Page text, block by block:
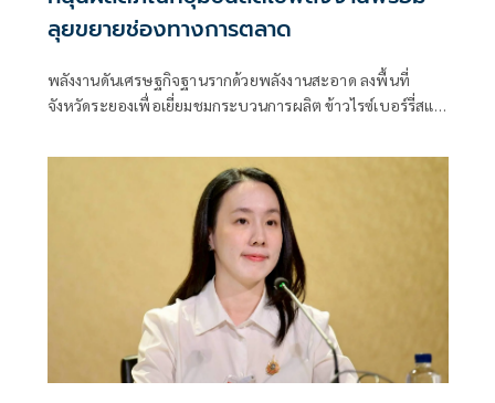
ลุยขยายช่องทางการตลาด
พลังงานดันเศรษฐกิจฐานรากด้วยพลังงานสะอาด ลงพื้นที่
จังหวัดระยองเพื่อเยี่ยมชมกระบวนการผลิต ข้าวไรซ์เบอร์รี่สแน
มาตรฐาน ผลิตภัณฑ์ชุมชน ลดใช้พลังงาน พร้อมดึงเข้าร่วม
แคมเปญ "กินพี่ แล้วหมีหนาว" เพื่อยกระดับคุณภาพสินค้าขยาย